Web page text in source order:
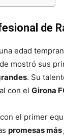
de
edad
mostró sus
. Su
con el Girona
el primer
promesas